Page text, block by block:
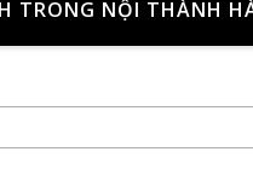
TRONG NỘI THÀNH